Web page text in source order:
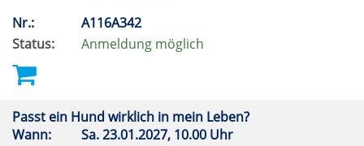
Nr.:
A116A342
Status:
Anmeldung möglich
Passt ein Hund wirklich in mein Leben?
Wann:
Sa.23.01.2027, 10.00 Uhr